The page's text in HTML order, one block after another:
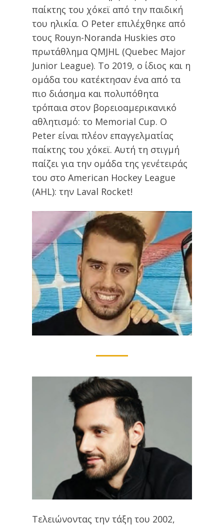
παίκτης του χόκεϊ από την παιδική
του ηλικία. Ο Peter επιλέχθηκε από
τους Rouyn-Noranda Huskies στο
πρωτάθλημα QMJHL (Quebec Major
Junior League). Το 2019, ο ίδιος και η
ομάδα του κατέκτησαν ένα από τα
πιο διάσημα και πολυπόθητα
τρόπαια στον βορειοαμερικανικό
αθλητισμό: το Memorial Cup. Ο
Peter είναι πλέον επαγγελματίας
παίκτης του χόκεϊ. Αυτή τη στιγμή
παίζει για την ομάδα της γενέτειράς
του στο American Hockey League
(AHL): την Laval Rocket!
Τελειώνοντας την τάξη του 2002,